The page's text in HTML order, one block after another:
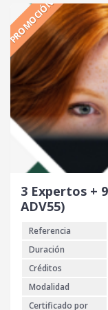
c
i
o
o
r
i
g
i
n
a
e
r
PROMOCIÓN
3 Expertos +
ADV55)
Referencia
Duración
Créditos
Modalidad
Certificado por